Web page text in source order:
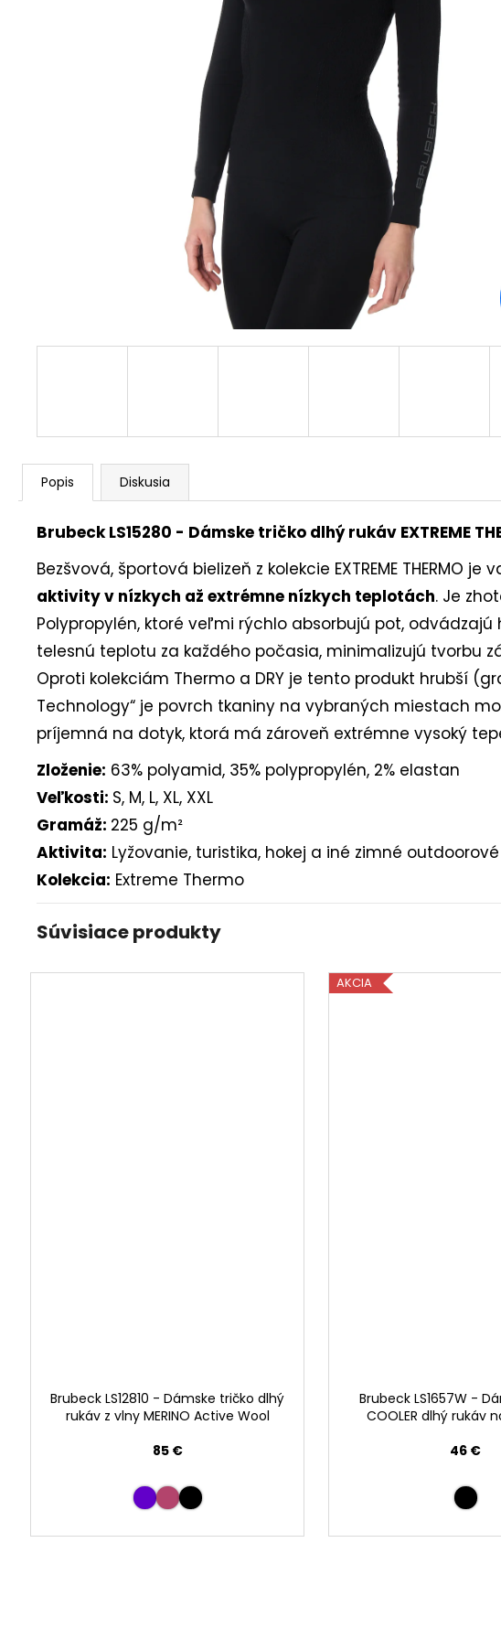
Popis Diskusia
Brubeck LS15280 - Dámske tričko dlhý rukáv EXTREME
Bezšvová, športová bielizeň z kolekcie EXTREME
aktivity v nízkych až extrémne nízkych teplotách. Je
Polypropylén, ktoré veľmi rýchlo absorbujú pot,
telesnú teplotu za každého počasia, minimalizujú tvorbu
Oproti kolekciám Thermo a DRY je tento produkt hrubší
Technology“ je povrch tkaniny na vybraných miestach
príjemná na dotyk, ktorá má zároveň extrémne vysoký
Zloženie: 63% polyamid, 35% polypropylén, 2% elastan
Veľkosti: S, M, L, XL, XXL
Gramáž: 225 g/m²
Aktivita: Lyžovanie, turistika, hokej a iné zimné
Kolekcia: Extreme Thermo
Súvisiace produkty
Brubeck LS12810 - Dámske tričko dlhý
rukáv z vlny MERINO Active Wool
85 €
AKCIA
Brubeck LS1657W -
COOLER dlhý rukáv
46 €